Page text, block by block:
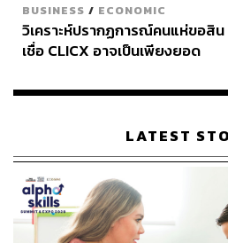
BUSINESS / ECONOMIC
วิเคราะห์ปรากฏการณ์คนแห่ขอสิน
เชื่อ CLICX อาจเป็นเพียงยอด
เรือนไทยที่ถูกซุกไว้
LATEST